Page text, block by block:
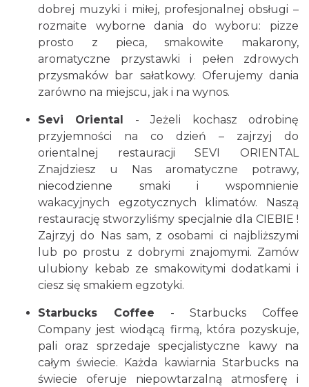
dobrej muzyki i miłej, profesjonalnej obsługi –
rozmaite wyborne dania do wyboru: pizze
prosto z pieca, smakowite makarony,
aromatyczne przystawki i pełen zdrowych
przysmaków bar sałatkowy. Oferujemy dania
zarówno na miejscu, jak i na wynos.
Sevi Oriental - Jeżeli kochasz odrobinę
przyjemności na co dzień – zajrzyj do
orientalnej restauracji SEVI ORIENTAL
Znajdziesz u Nas aromatyczne potrawy,
niecodzienne smaki i wspomnienie
wakacyjnych egzotycznych klimatów. Naszą
restaurację stworzyliśmy specjalnie dla CIEBIE !
Zajrzyj do Nas sam, z osobami ci najbliższymi
lub po prostu z dobrymi znajomymi. Zamów
ulubiony kebab ze smakowitymi dodatkami i
ciesz się smakiem egzotyki.
Starbucks Coffee - Starbucks Coffee
Company jest wiodącą firmą, która pozyskuje,
pali oraz sprzedaje specjalistyczne kawy na
całym świecie. Każda kawiarnia Starbucks na
świecie oferuje niepowtarzalną atmosferę i